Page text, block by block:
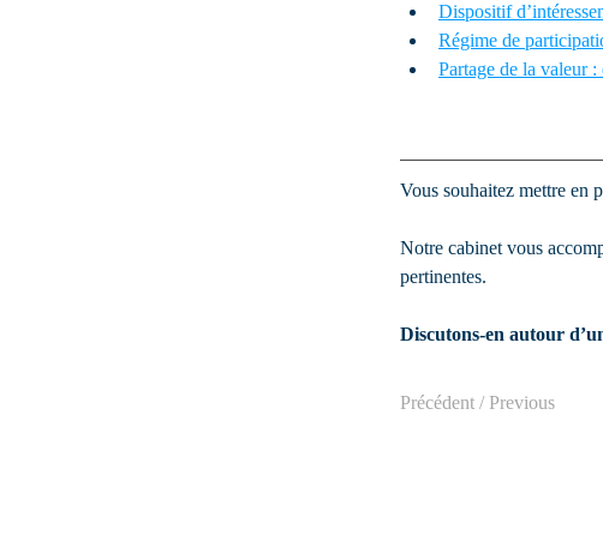
Dispositif
Régime de
Partage de la valeur
Vous souhaitez mettre en
Notre cabinet vous
pertinentes.
Discutons-en autour
Précédent / Previous